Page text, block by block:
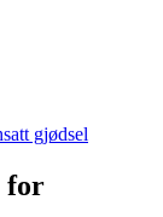
gjødsel
for